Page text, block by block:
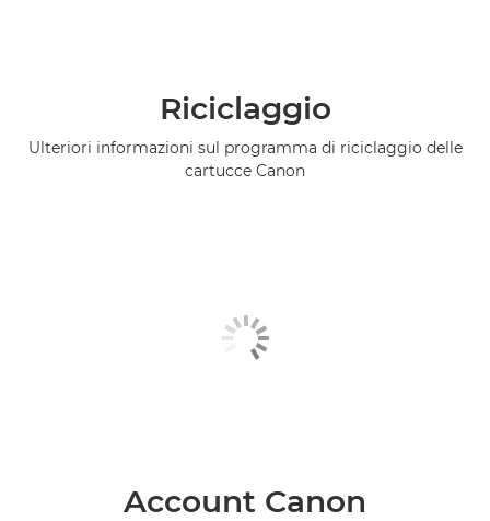
Riciclaggio
Ulteriori informazioni sul programma di riciclaggio delle
cartucce Canon
Account Canon